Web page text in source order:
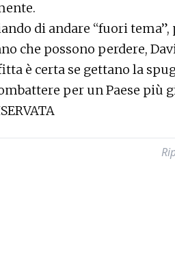
di andare “fuori
che possono perdere,
è certa se gettano la
per un Paese più